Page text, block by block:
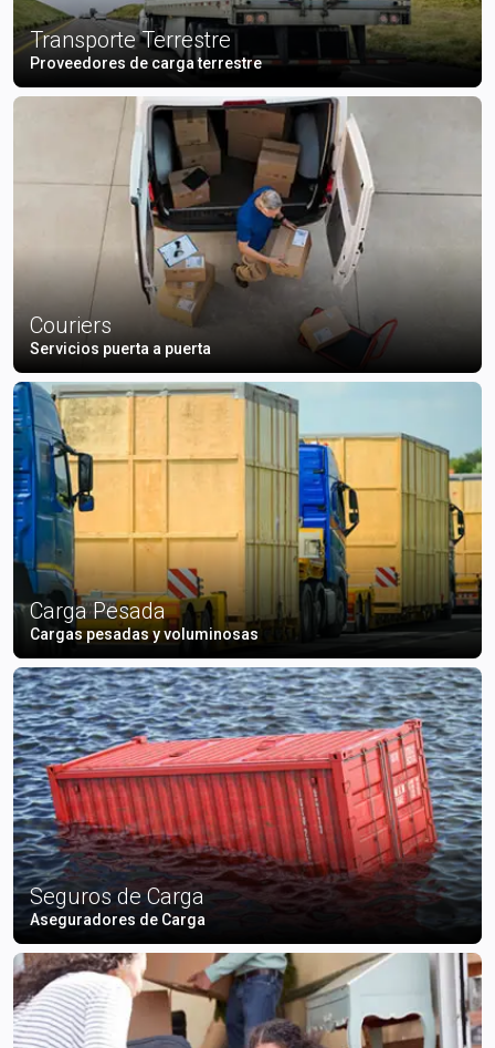
Transporte Terrestre
Proveedores de carga terrestre
Couriers
Servicios puerta a puerta
Carga Pesada
Cargas pesadas y voluminosas
Seguros de Carga
Aseguradores de Carga